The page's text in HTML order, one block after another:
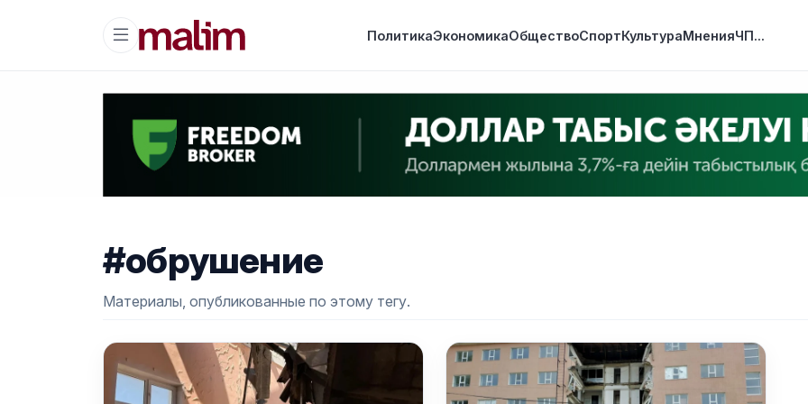
ПолитикаЭкономикаОбществоСпортКультураМненияЧП...
#обрушение
Материалы, опубликованные по этому тегу.